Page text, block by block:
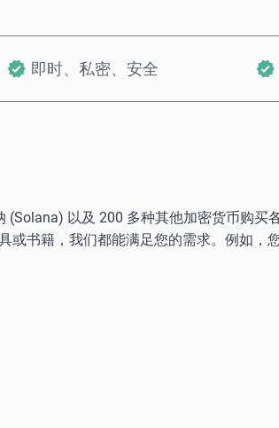
即时、私密、安全
以及 200 多种其他加密货币购买
或书籍，我们都能满足您的需求。例如，